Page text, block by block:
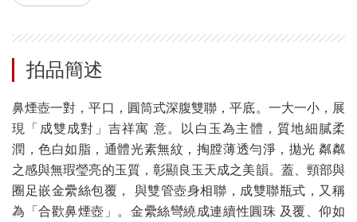
拍品簡述
鼻煙壺一對，平口，圓筒式深腹雙聯，平底。一大一小，展
現「成雙成對」吉祥寓 意。以白玉為主體，質地細膩柔
潤，色白如脂，通體光素無紋，掏膛薄透勻淨，拋光 粼粼
之感與無瑕瑩亮的玉質，彰顯良玉天成之美韻。蓋、頸部與
圈足嵌金纍絲包覆， 與雙管壺身相聯，成雙聯瓶式，又稱
為「合歡鼻煙壺」。金纍絲彎繞成連續性圓珠 及覆、仰如